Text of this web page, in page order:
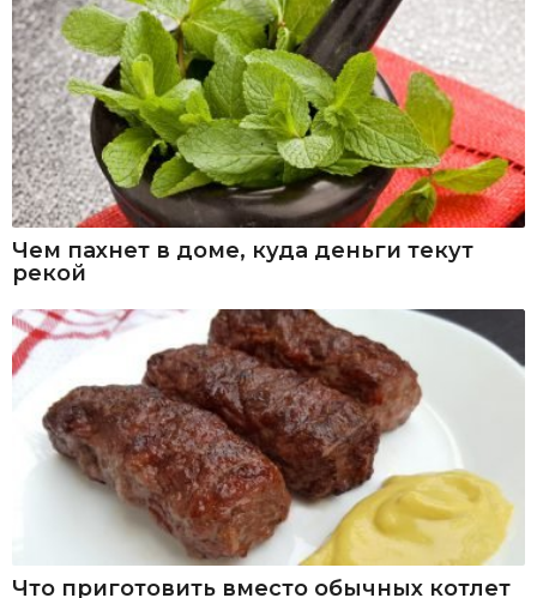
Чем пахнет в доме, куда деньги текут
рекой
Что приготовить вместо обычных котлет